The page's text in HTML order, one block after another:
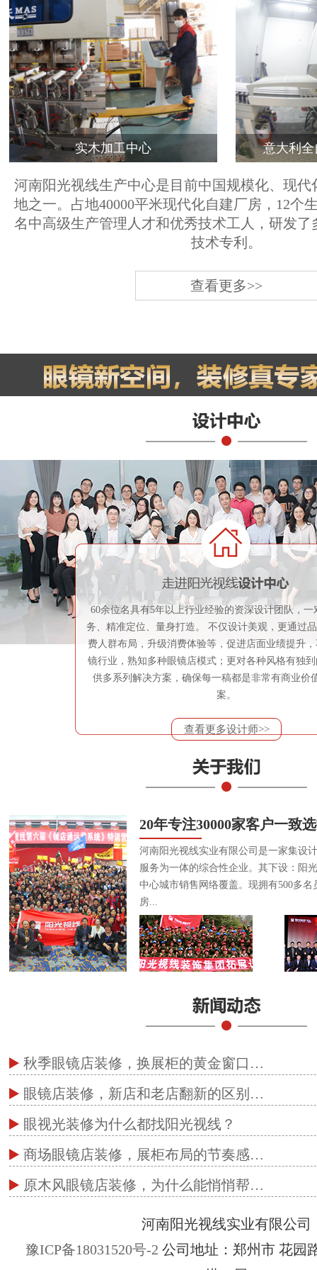
实木加工中心 意大利
河南阳光视线生产中心是目前中国规模化、现代
地之一。占地40000平米现代化自建厂房，12个
名中高级生产管理人才和优秀技术工人，研发了
技术专利。
查看更多>>
60余位名具有5年以上行业经验的资深设计团队，一
务、精准定位、量身打造。 不仅设计美观，更通过
费人群布局，升级消费体验等，促进店面业绩提升
镜行业，熟知多种眼镜店模式；更对各种风格有独
供多系列解决方案，确保每一稿都是非常有商业价
案。
查看更多设计师>>
20年专注30000家客户一致
河南阳光视线实业有限公司是一家集设
服务为一体的综合性企业。其下设：阳
中心城市销售网络覆盖。现拥有500多
房...
秋季眼镜店装修，换展柜的黄金窗口…
眼镜店装修，新店和老店翻新的区别…
眼视光装修为什么都找阳光视线？
商场眼镜店装修，展柜布局的节奏感…
原木风眼镜店装修，为什么能悄悄帮…
河南阳光视线实业有限公司
豫ICP备18031520号-2 公司地址：郑州市 花园